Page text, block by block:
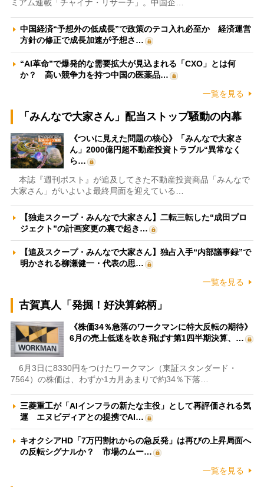
ミアム連載「チャイナ・リサーチ」。中国企…
中国経済“予想外の低成長”で政策のテコ入れ必至か 経済運営
方針の修正で成長加速が予想さ…
“AI革命”で爆発的な需要拡大が見込まれる「CXO」とは何
か？ 高い競争力を持つ中国の医薬品…
一覧を見る
「みんなで大家さん」配当ストップ騒動の内幕
《ついに見えた問題の核心》「みんなで大家さ
ん」2000億円超不動産投資トラブル“異常なく
ら…
本誌『週刊ポスト』が追及してきた不動産投資商品「みんなで
大家さん」がいよいよ最終局面を迎えている…
【独走スクープ・みんなで大家さん】二転三転した“成田プロ
ジェクト”の計画変更の裏で起き…
【追及スクープ・みんなで大家さん】独占入手“内部議事録”で
明かされる柳瀬健一・代表の思…
一覧を見る
古賀真人「発掘！好決算銘柄」
《株価34％急落のワークマンに特大反転の期待》
6月の売上低迷を吹き飛ばす第1四半期決算、…
6月3日に8330円をつけたワークマン（東証スタンダード・
7564）の株価は、わずか1カ月あまりで約34％下落…
三菱重工が「AIインフラの新たな主役」として再評価される気
運 エヌビディアとの提携でAI…
キオクシアHD「7万円割れからの急反発」は再びの上昇局面へ
の反転シグナルか？ 市場のムー…
一覧を見る